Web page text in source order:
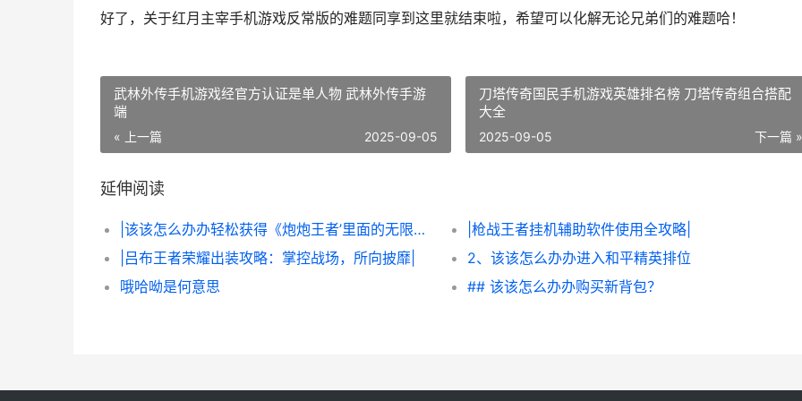
好了，关于红月主宰手机游戏反常版的难题同享到这里就结束啦，希望可以化解无论兄弟们的难题哈！
武林外传手机游戏经官方认证是单人物 武林外传手游
端
« 上一篇 2025-09-05
刀塔传奇国民手机游戏英雄排名榜 刀塔传奇组合搭配
大全
下一篇 »
2025-09-05
延伸阅读
|该该怎么办办轻松获得《炮炮王者’里面的无限金币和星星|
|枪战王者挂机辅助软件使用全攻略|
|吕布王者荣耀出装攻略：掌控战场，所向披靡|
2、该该怎么办办进入和平精英排位
哦哈呦是何意思
## 该该怎么办办购买新背包？